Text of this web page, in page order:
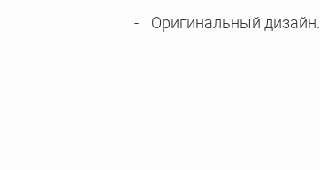
Оригинальный дизайн.